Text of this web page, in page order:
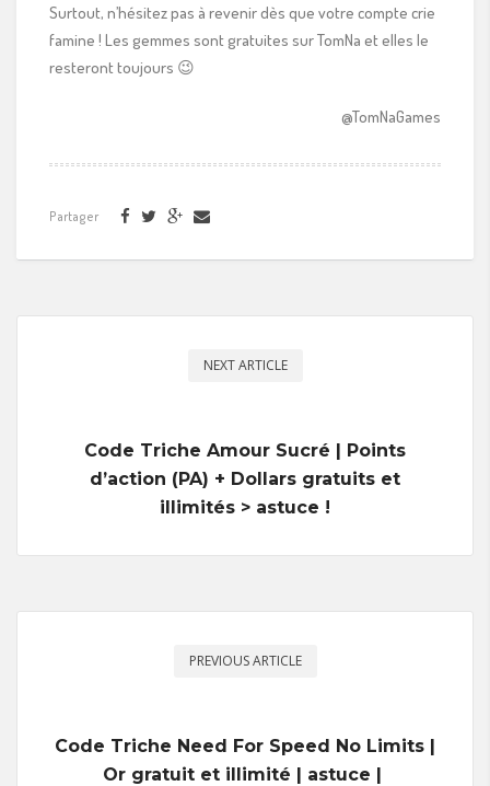
Surtout, n’hésitez pas à revenir dès que votre compte crie
famine ! Les gemmes sont gratuites sur TomNa et elles le
resteront toujours 😉
@TomNaGames
Partager
NEXT ARTICLE
Code Triche Amour Sucré | Points
d’action (PA) + Dollars gratuits et
illimités > astuce !
PREVIOUS ARTICLE
Code Triche Need For Speed No Limits |
Or gratuit et illimité | astuce |